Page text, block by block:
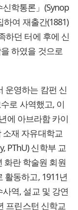
학통론」(Synop
여 재출간(1881)
하던 터에 후에 신
하였을 것으로
운영하는 캄펀 신
로 사역했고, 이
에 아브라함 카이
재 자유대학교
PThU) 신학부 교
화란 학술원 회원
활동하고, 1911년
역, 설교 및 강연
프린스턴 신학교